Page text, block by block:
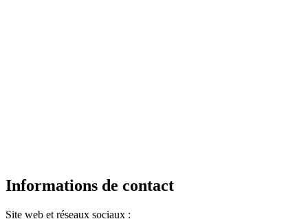
Informations de contact
Site web et réseaux sociaux :